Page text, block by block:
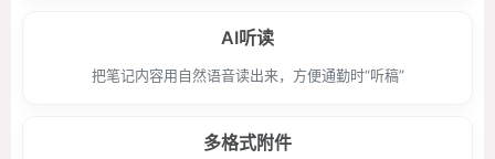
AI听读
把笔记内容用自然语音读出来，方便通勤时“听稿”
多格式附件